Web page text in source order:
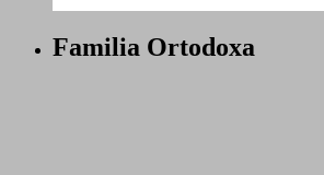
Familia Ortodoxa